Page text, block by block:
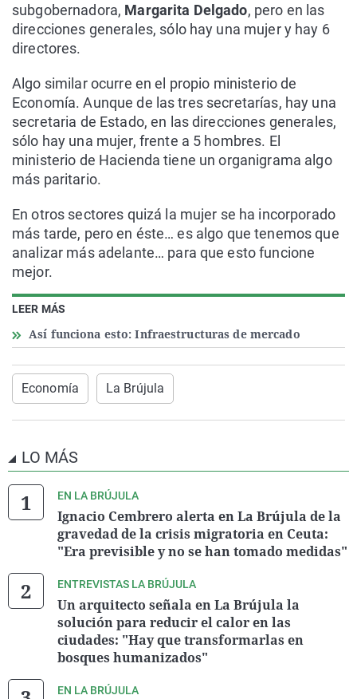
LEER MÁS
Así funciona esto: Infraestructuras de mercado
subgobernadora, Margarita Delgado, pero en las
direcciones generales, sólo hay una mujer y hay 6
directores.
Algo similar ocurre en el propio ministerio de
Economía. Aunque de las tres secretarías, hay una
secretaria de Estado, en las direcciones generales,
sólo hay una mujer, frente a 5 hombres. El
ministerio de Hacienda tiene un organigrama algo
más paritario.
En otros sectores quizá la mujer se ha incorporado
más tarde, pero en éste… es algo que tenemos que
analizar más adelante… para que esto funcione
mejor.
Economía La Brújula
LO MÁS
EN LA BRÚJULA
Ignacio Cembrero alerta en La Brújula de la
gravedad de la crisis migratoria en Ceuta:
"Era previsible y no se han tomado medidas"
ENTREVISTAS LA BRÚJULA
Un arquitecto señala en La Brújula la
solución para reducir el calor en las
ciudades: "Hay que transformarlas en
bosques humanizados"
EN LA BRÚJULA